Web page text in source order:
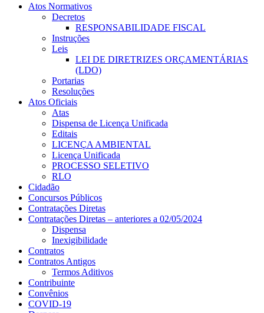
Atos Normativos
Decretos
RESPONSABILIDADE FISCAL
Instruções
Leis
LEI DE DIRETRIZES ORÇAMENTÁRIAS
(LDO)
Portarias
Resoluções
Atos Oficiais
Atas
Dispensa de Licença Unificada
Editais
LICENÇA AMBIENTAL
Licença Unificada
PROCESSO SELETIVO
RLO
Cidadão
Concursos Públicos
Contratações Diretas
Contratações Diretas – anteriores a 02/05/2024
Dispensa
Inexigibilidade
Contratos
Contratos Antigos
Termos Aditivos
Contribuinte
Convênios
COVID-19